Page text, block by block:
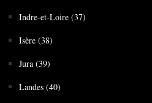
Indre-et-Loire (37)
Isère (38)
Jura (39)
Landes (40)